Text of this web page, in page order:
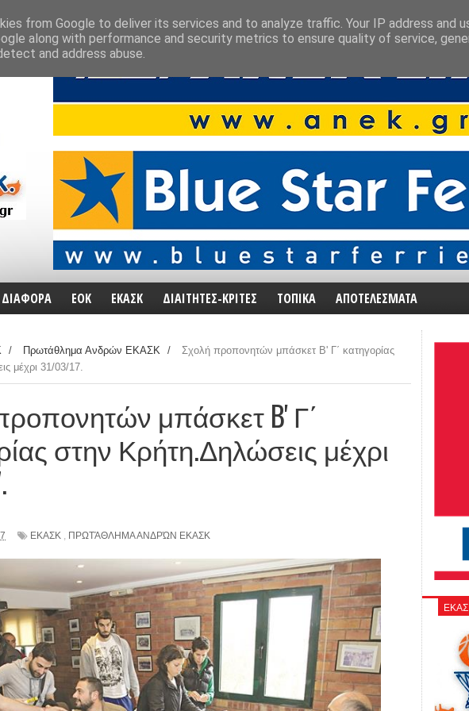
ΔΙΑΦΟΡΑ ΕΟΚ ΕΚΑΣΚ ΔΙΑΙΤΗΤΕΣ-ΚΡΙΤΕΣ ΤΟΠΙΚΑ ΑΠΟΤΕΛΕΣΜΑΤΑ
/ Πρωτάθλημα Ανδρών ΕΚΑΣΚ /
Σχολή προπονητών μπάσκετ B' Γ΄ κατηγορίας
μέχρι 31/03/17.
μπάσκετ B' Γ΄
στην Κρήτη.Δηλώσεις μέχρι
ΕΚΑΣΚ , ΠΡΩΤΆΘΛΗΜΑ ΑΝΔΡΏΝ ΕΚΑΣΚ
from Google to deliver its services and to analyze traffic. Your IP address and
along with performance and security metrics to ensure quality of service,
and address abuse.